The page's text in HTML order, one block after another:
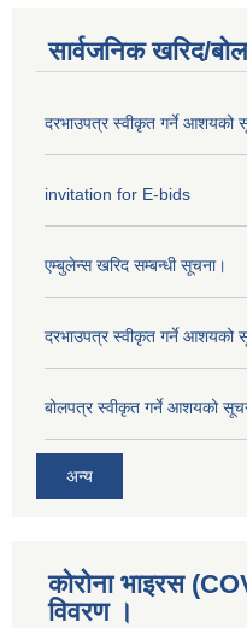
सार्वजनिक खरिद/
दरभाउपत्र स्वीकृत गर्ने आशयको
invitation for E-bids
एम्बुलेन्स खरिद सम्बन्धी सूचना।
दरभाउपत्र स्वीकृत गर्ने आशयको
बोलपत्र स्वीकृत गर्ने आशयको
अन्य
कोरोना भाइरस
विवरण ।